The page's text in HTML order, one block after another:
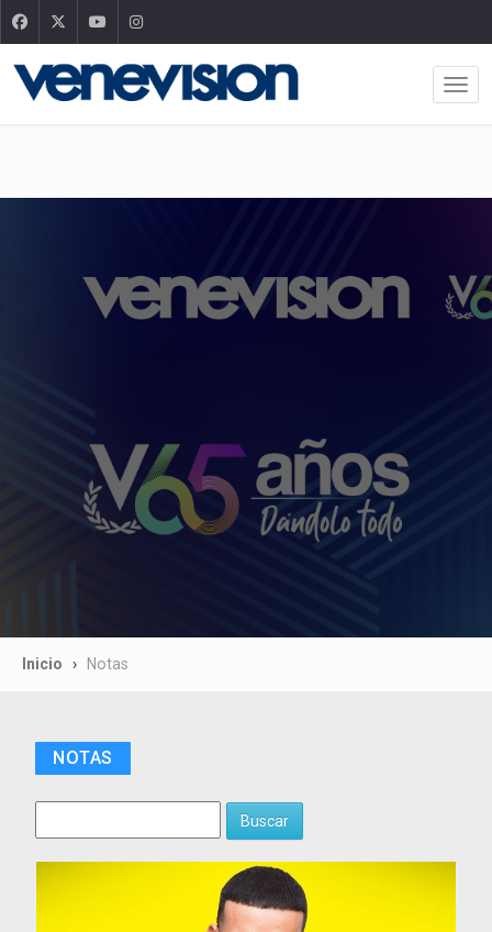
Inicio Notas
NOTAS
Buscar